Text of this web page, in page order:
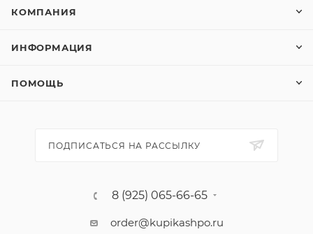
КОМПАНИЯ
ИНФОРМАЦИЯ
ПОМОЩЬ
ПОДПИСАТЬСЯ НА РАССЫЛКУ
8 (925) 065-66-65
order@kupikashpo.ru